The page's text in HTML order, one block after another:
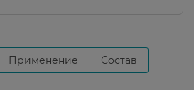
Применение Состав